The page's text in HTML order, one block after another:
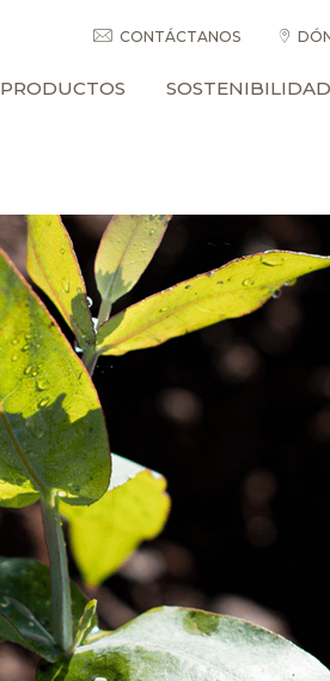
CONTÁCTANOS
PRODUCTOS SOSTENIBILIDAD